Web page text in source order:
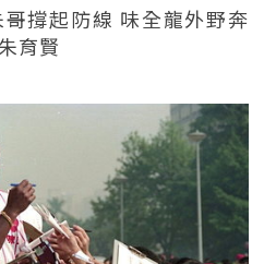
撐起防線 味全龍外野奔
育賢